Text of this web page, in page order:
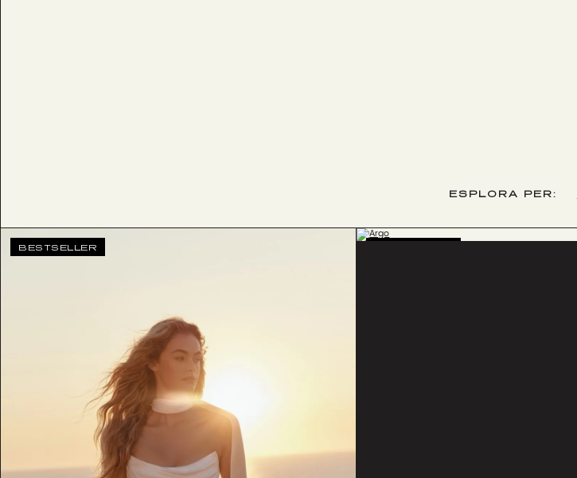
ESPLORA PER:
BESTSELLER